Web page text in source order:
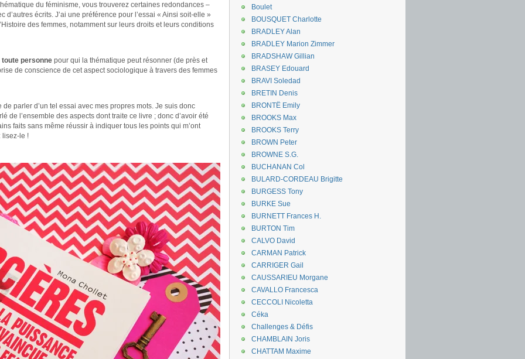
du féminisme, vous trouverez certaines redondances –
d’autres écrits. J’ai une préférence pour l’essai « Ainsi soit-elle »
des femmes, notamment sur leurs droits et leurs conditions
toute personne pour qui la thématique peut résonner (de près et
de conscience de cet aspect sociologique à travers des femmes
parler d’un tel essai avec mes propres mots. Je suis donc
de l’ensemble des aspects dont traite ce livre ; donc d’avoir été
faits sans même réussir à indiquer tous les points qui m’ont
lisez-le !
Boulet
BOUSQUET Charlotte
BRADLEY Alan
BRADLEY Marion Zimmer
BRADSHAW Gillian
BRASEY Edouard
BRAVI Soledad
BRETIN Denis
BRONTË Emily
BROOKS Max
BROOKS Terry
BROWN Peter
BROWNE S.G.
BUCHANAN Col
BULARD-CORDEAU Brigitte
BURGESS Tony
BURKE Sue
BURNETT Frances H.
BURTON Tim
CALVO David
CARMAN Patrick
CARRIGER Gail
CAUSSARIEU Morgane
CAVALLO Francesca
CECCOLI Nicoletta
Céka
Challenges & Défis
CHAMBLAIN Joris
CHATTAM Maxime